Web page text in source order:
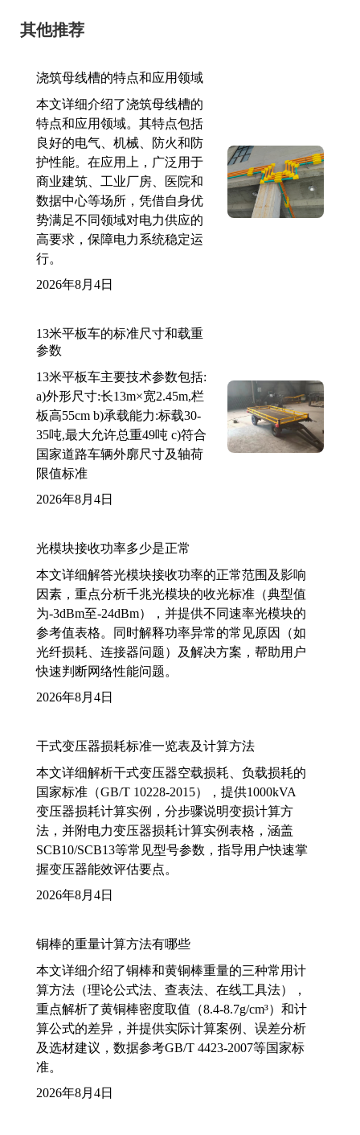
其他推荐
浇筑母线槽的特点和应用领域
本文详细介绍了浇筑母线槽的
特点和应用领域。其特点包括
良好的电气、机械、防火和防
护性能。在应用上，广泛用于
商业建筑、工业厂房、医院和
数据中心等场所，凭借自身优
势满足不同领域对电力供应的
高要求，保障电力系统稳定运
行。
2026年8月4日
13米平板车的标准尺寸和载重
参数
13米平板车主要技术参数包括:
a)外形尺寸:长13m×宽2.45m,栏
板高55cm b)承载能力:标载30-
35吨,最大允许总重49吨 c)符合
国家道路车辆外廓尺寸及轴荷
限值标准
2026年8月4日
光模块接收功率多少是正常
本文详细解答光模块接收功率的正常范围及影响
因素，重点分析千兆光模块的收光标准（典型值
为-3dBm至-24dBm），并提供不同速率光模块的
参考值表格。同时解释功率异常的常见原因（如
光纤损耗、连接器问题）及解决方案，帮助用户
快速判断网络性能问题。
2026年8月4日
干式变压器损耗标准一览表及计算方法
本文详细解析干式变压器空载损耗、负载损耗的
国家标准（GB/T 10228-2015），提供1000kVA
变压器损耗计算实例，分步骤说明变损计算方
法，并附电力变压器损耗计算实例表格，涵盖
SCB10/SCB13等常见型号参数，指导用户快速掌
握变压器能效评估要点。
2026年8月4日
铜棒的重量计算方法有哪些
本文详细介绍了铜棒和黄铜棒重量的三种常用计
算方法（理论公式法、查表法、在线工具法），
重点解析了黄铜棒密度取值（8.4-8.7g/cm³）和计
算公式的差异，并提供实际计算案例、误差分析
及选材建议，数据参考GB/T 4423-2007等国家标
准。
2026年8月4日